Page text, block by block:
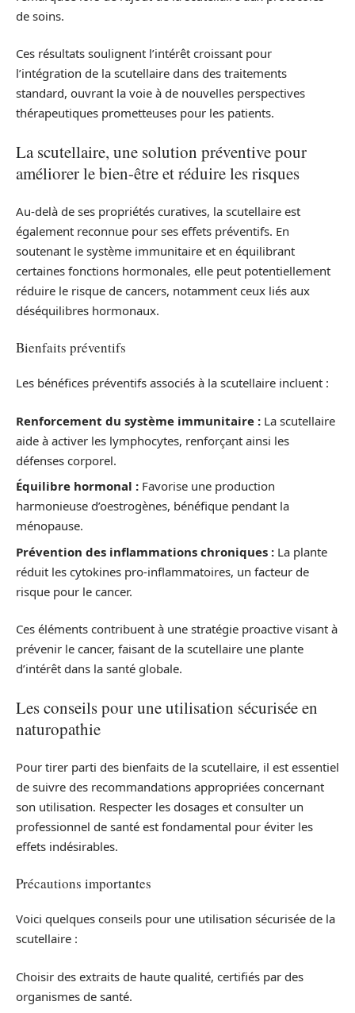
de soins.
Ces résultats soulignent l’intérêt croissant pour
l’intégration de la scutellaire dans des traitements
standard, ouvrant la voie à de nouvelles perspectives
thérapeutiques prometteuses pour les patients.
La scutellaire, une solution préventive pour
améliorer le bien-être et réduire les risques
Au-delà de ses propriétés curatives, la scutellaire est
également reconnue pour ses effets préventifs. En
soutenant le système immunitaire et en équilibrant
certaines fonctions hormonales, elle peut potentiellement
réduire le risque de cancers, notamment ceux liés aux
déséquilibres hormonaux.
Bienfaits préventifs
Les bénéfices préventifs associés à la scutellaire incluent :
Renforcement du système immunitaire : La scutellaire
aide à activer les lymphocytes, renforçant ainsi les
défenses corporel.
Équilibre hormonal : Favorise une production
harmonieuse d’oestrogènes, bénéfique pendant la
ménopause.
Prévention des inflammations chroniques : La plante
réduit les cytokines pro-inflammatoires, un facteur de
risque pour le cancer.
Ces éléments contribuent à une stratégie proactive visant à
prévenir le cancer, faisant de la scutellaire une plante
d’intérêt dans la santé globale.
Les conseils pour une utilisation sécurisée en
naturopathie
Pour tirer parti des bienfaits de la scutellaire, il est essentiel
de suivre des recommandations appropriées concernant
son utilisation. Respecter les dosages et consulter un
professionnel de santé est fondamental pour éviter les
effets indésirables.
Précautions importantes
Voici quelques conseils pour une utilisation sécurisée de la
scutellaire :
Choisir des extraits de haute qualité, certifiés par des
organismes de santé.